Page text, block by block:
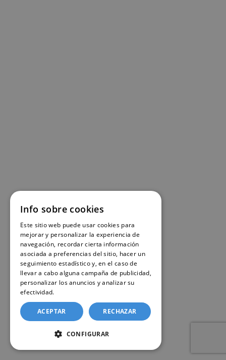
Info sobre cookies
Este sitio web puede usar cookies para
mejorar y personalizar la experiencia de
navegación, recordar cierta información
asociada a preferencias del sitio, hacer un
seguimiento estadístico y, en el caso de
llevar a cabo alguna campaña de publicidad,
personalizar los anuncios y analizar su
efectividad.
ACEPTAR RECHAZAR
CONFIGURAR